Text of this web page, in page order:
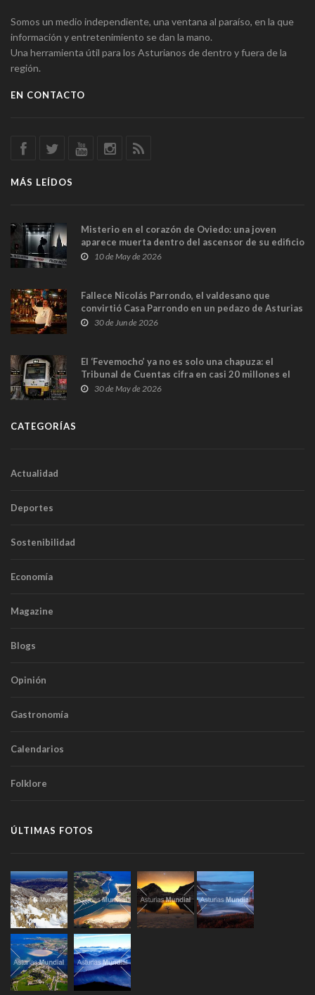
Somos un medio independiente, una ventana al paraíso, en la que
información y entretenimiento se dan la mano.
Una herramienta útil para los Asturianos de dentro y fuera de la
región.
EN CONTACTO
MÁS LEÍDOS
Misterio en el corazón de Oviedo: una joven
aparece muerta dentro del ascensor de su edificio
y las cámaras captan sus últimos minutos
10 de May de 2026
Fallece Nicolás Parrondo, el valdesano que
convirtió Casa Parrondo en un pedazo de Asturias
en Madrid
30 de Jun de 2026
El ‘Fevemocho’ ya no es solo una chapuza: el
Tribunal de Cuentas cifra en casi 20 millones el
sobrecoste de los trenes que no cabían por los
30 de May de 2026
CATEGORÍAS
Actualidad
Deportes
Sostenibilidad
Economía
Magazine
Blogs
Opinión
Gastronomía
Calendarios
Folklore
ÚLTIMAS FOTOS